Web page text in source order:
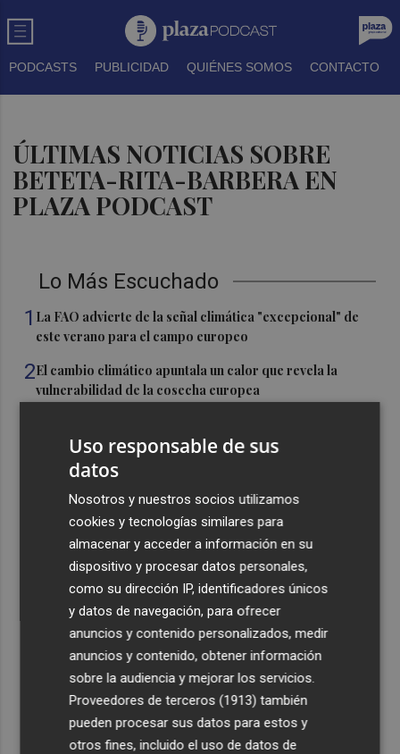
PODCASTS PUBLICIDAD QUIÉNES SOMOS CONTACTO
ÚLTIMAS NOTICIAS SOBRE
BETETA-RITA-BARBERA EN
PLAZA PODCAST
Lo Más Escuchado
1 La FAO advierte de la señal climática "excepcional" de
este verano para el campo europeo
2El cambio climático apuntala un calor que revela la
vulnerabilidad de la cosecha europea
que pasó entre julio de 2023 y marzo de 2024
El CACV destaca la "credibilidad alcanzada" y la
creación de nuevas cátedras en su primer mandato
Diakhaby: “La afición debe estar más unida con el club y
con nosotros”
Recibe toda la actualidad de
Plaza Podcast en tu correo
Quiero suscribirme
Uso responsable de sus
datos
Nosotros y nuestros socios utilizamos
cookies y tecnologías similares para
almacenar y acceder a información en su
dispositivo y procesar datos personales,
como su dirección IP, identificadores únicos
y datos de navegación, para ofrecer
anuncios y contenido personalizados, medir
anuncios y contenido, obtener información
sobre la audiencia y mejorar los servicios.
Proveedores de terceros (1913) también
pueden procesar sus datos para estos y
otros fines, incluido el uso de datos de